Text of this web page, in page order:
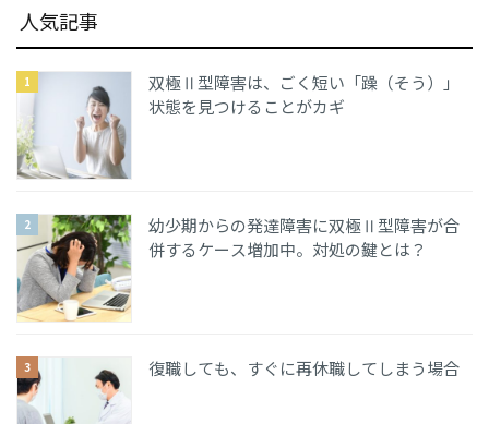
人気記事
双極Ⅱ型障害は、ごく短い「躁（そう）」
状態を見つけることがカギ
幼少期からの発達障害に双極Ⅱ型障害が合
併するケース増加中。対処の鍵とは？
復職しても、すぐに再休職してしまう場合